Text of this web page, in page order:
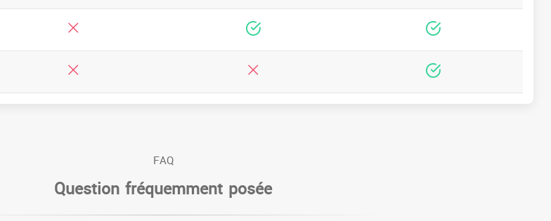
FAQ
Question fréquemment posée